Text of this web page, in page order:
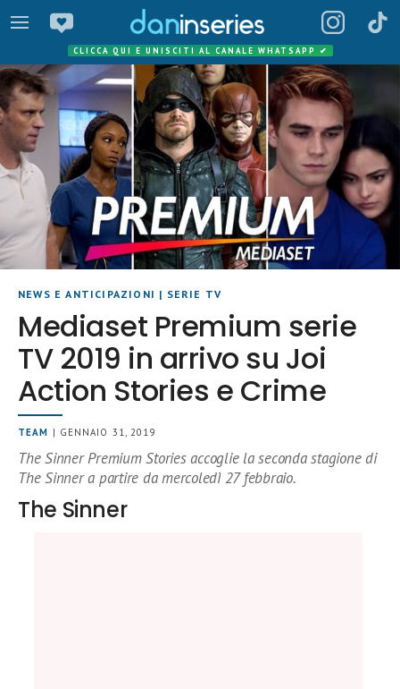
CLICCA QUI E UNISCITI AL CANALE WHATSAPP ✔
NEWS E ANTICIPAZIONI | SERIE TV
Mediaset Premium serie
TV 2019 in arrivo su Joi
Action Stories e Crime
TEAM | GENNAIO 31, 2019
The Sinner Premium Stories accoglie la seconda stagione di
The Sinner a partire da mercoledì 27 febbraio.
The Sinner